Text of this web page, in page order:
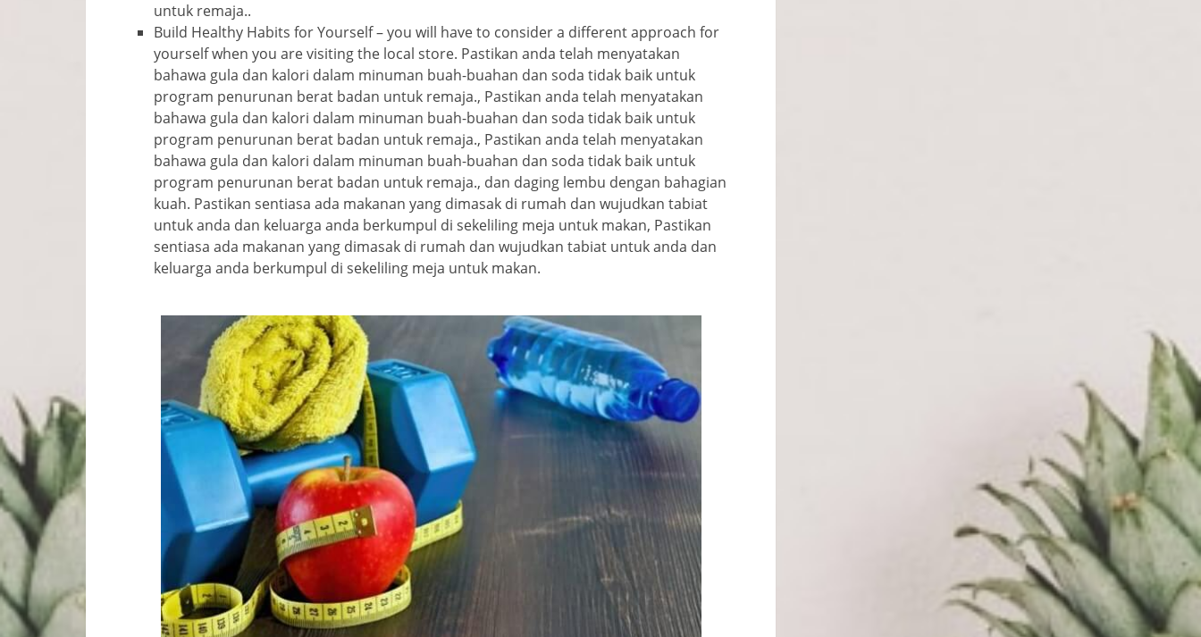
untuk remaja..
Build Healthy Habits for Yourself–you will have to consider a different approach for
yourself when you are visiting the local store. Pastikan anda telah menyatakan
bahawa gula dan kalori dalam minuman buah-buahan dan soda tidak baik untuk
program penurunan berat badan untuk remaja., Pastikan anda telah menyatakan
bahawa gula dan kalori dalam minuman buah-buahan dan soda tidak baik untuk
program penurunan berat badan untuk remaja., Pastikan anda telah menyatakan
bahawa gula dan kalori dalam minuman buah-buahan dan soda tidak baik untuk
program penurunan berat badan untuk remaja., dan daging lembu dengan bahagian
kuah. Pastikan sentiasa ada makanan yang dimasak di rumah dan wujudkan tabiat
untuk anda dan keluarga anda berkumpul di sekeliling meja untuk makan, Pastikan
sentiasa ada makanan yang dimasak di rumah dan wujudkan tabiat untuk anda dan
keluarga anda berkumpul di sekeliling meja untuk makan.